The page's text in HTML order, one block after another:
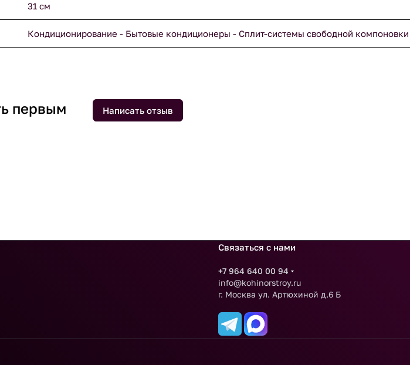
31 см
Кондиционирование - Бытовые кондиционеры - Сплит-системы свободной компоновки
первым Написать отзыв
Связаться с нами
+7 964 640 00 94
info@kohinorstroy.ru
г. Москва ул. Артюхиной д.6 Б